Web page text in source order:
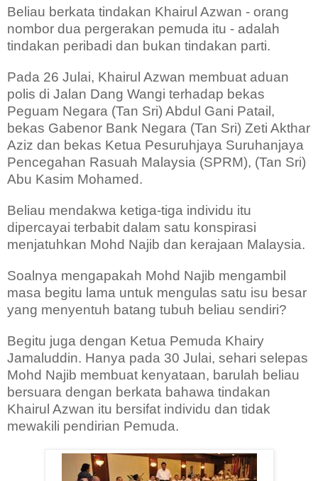
Beliau berkata tindakan Khairul Azwan - orang
nombor dua pergerakan pemuda itu - adalah
tindakan peribadi dan bukan tindakan parti.
Pada 26 Julai, Khairul Azwan membuat aduan
polis di Jalan Dang Wangi terhadap bekas
Peguam Negara (Tan Sri) Abdul Gani Patail,
bekas Gabenor Bank Negara (Tan Sri) Zeti Akthar
Aziz dan bekas Ketua Pesuruhjaya Suruhanjaya
Pencegahan Rasuah Malaysia (SPRM), (Tan Sri)
Abu Kasim Mohamed.
Beliau mendakwa ketiga-tiga individu itu
dipercayai terbabit dalam satu konspirasi
menjatuhkan Mohd Najib dan kerajaan Malaysia.
Soalnya mengapakah Mohd Najib mengambil
masa begitu lama untuk mengulas satu isu besar
yang menyentuh batang tubuh beliau sendiri?
Begitu juga dengan Ketua Pemuda Khairy
Jamaluddin. Hanya pada 30 Julai, sehari selepas
Mohd Najib membuat kenyataan, barulah beliau
bersuara dengan berkata bahawa tindakan
Khairul Azwan itu bersifat individu dan tidak
mewakili pendirian Pemuda.